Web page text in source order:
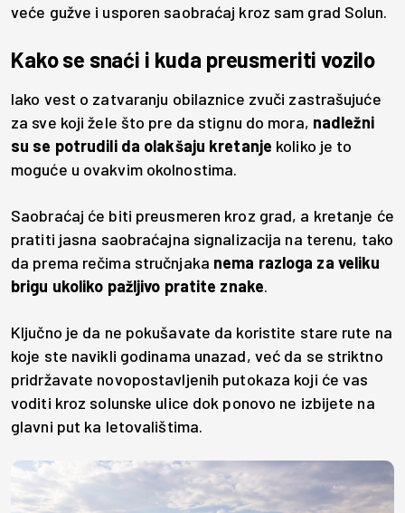
veće gužve i usporen saobraćaj kroz sam grad Solun.
Kako se snaći i kuda preusmeriti vozilo
Iako vest o zatvaranju obilaznice zvuči zastrašujuće
za sve koji žele što pre da stignu do mora, nadležni
su se potrudili da olakšaju kretanje koliko je to
moguće u ovakvim okolnostima.
Saobraćaj će biti preusmeren kroz grad, a kretanje će
pratiti jasna saobraćajna signalizacija na terenu, tako
da prema rečima stručnjaka nema razloga za veliku
brigu ukoliko pažljivo pratite znake.
Ključno je da ne pokušavate da koristite stare rute na
koje ste navikli godinama unazad, već da se striktno
pridržavate novopostavljenih putokaza koji će vas
voditi kroz solunske ulice dok ponovo ne izbijete na
glavni put ka letovalištima.